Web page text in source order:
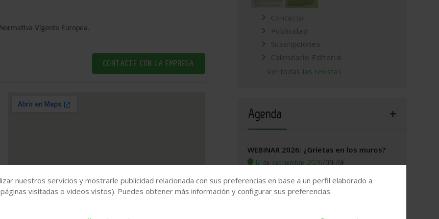
Vigente Europea.
CONTACTE CON LA EMPRESA
Contacto
Publicidad
Suscripciones
Calendario Editorial
Ver todas las revistas
Agenda
WEBINAR 2026: ¿Grietas en los muros?
17 de septiembre, 2026/ONLINE
Valladolid, 2026. Jornada Arquitectura y
Construcción
nuestros servicios y mostrarle publicidad relacionada con sus preferencias en base a un perfil elaborado a
visitadas o videos vistos). Puedes obtener más información y configurar sus preferencias.